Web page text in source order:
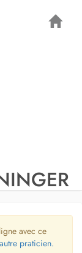
avec ce
praticien.